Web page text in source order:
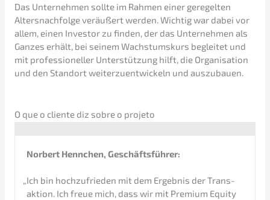
Das Unter­neh­men sollte im Rahmen einer geregel­ten
Alters­nach­fol­ge veräu­ßert werden.Wichtig war dabei vor
allem, einen Inves­tor zu finden, der das Unter­neh­men als
Ganzes erhält, bei seinem Wachs­tums­kurs beglei­tet und
mit profes­sio­nel­ler Unter­stüt­zung hilft, die Organi­sa­ti­on
und den Stand­ort weiter­zu­ent­wi­ckeln und auszubauen.
O que o cliente diz sobre o projeto
Norbert Hennchen, Geschäftsführer:
Ich bin hochzu­frie­den mit dem Ergeb­nis der Trans­
ak­ti­on. Ich freue mich, dass wir mit Premi­um Equity